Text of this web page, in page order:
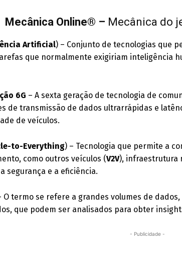
Mecânica Online® – Mecânica do
Artificial) – Conjunto de tecnologias que
que normalmente exigiriam inteligência
6G – A sexta geração de tecnologia de
de transmissão de dados ultrarrápidas e
de veículos.
to-Everything) – Tecnologia que permite a
como outros veículos (V2V), infraestrutura
segurança e a eficiência.
O termo se refere a grandes volumes de
que podem ser analisados para obter
- Publicidade -